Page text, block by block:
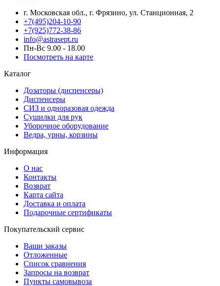
г. Московская обл., г. Фрязино, ул. Станционная, 2
+7(495)204-10-90
+7(925)772-38-86
info@astrasept.ru
Пн-Вс 9.00 - 18.00
Посмотреть на карте
Каталог
Дозаторы (диспенсеры)
Диспенсеры
СИЗ и одноразовая одежда
Сушилки для рук
Уборочное оборудование
Ведра, урны, корзины
Информация
О нас
Контакты
Возврат
Карта сайта
Доставка и оплата
Подарочные сертификаты
Покупательский сервис
Ваши заказы
Отложенные
Список сравнения
Запросы на возврат
Пункты самовывоза